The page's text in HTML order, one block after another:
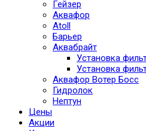
Гейзер
Аквафор
Atoll
Барьер
Аквабрайт
Установка
Установка
Аквафор Вотер Босс
Гидролок
Нептун
Цены
Акции